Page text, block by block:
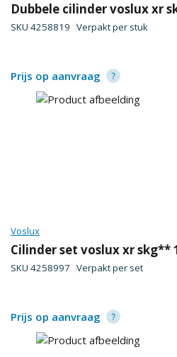
Dubbele cilinder voslux xr
SKU 4258819 Verpakt per stuk
Prijs op aanvraag
Voslux
Cilinder set voslux xr skg**
SKU 4258997 Verpakt per set
Prijs op aanvraag